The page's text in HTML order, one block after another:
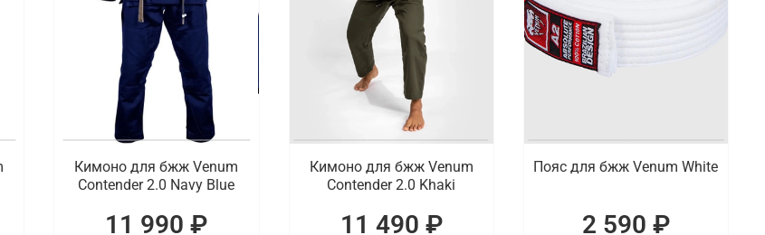
Кимоно для бжж Venum
Contender 2.0 Navy Blue
11 990 ₽
Кимоно для бжж Venum
Contender 2.0 Khaki
11 490 ₽
Пояс для бжж Venum White
2 590 ₽